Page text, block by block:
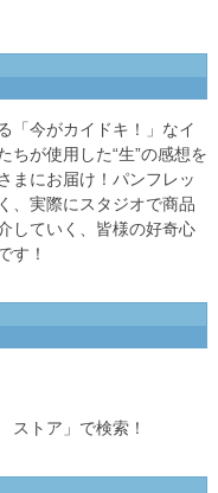
「今がカイドキ！」なイ
ちが使用した“生”の感想を
まにお届け！パンフレッ
、実際にスタジオで商品
していく、皆様の好奇心
す！
トア」で検索！